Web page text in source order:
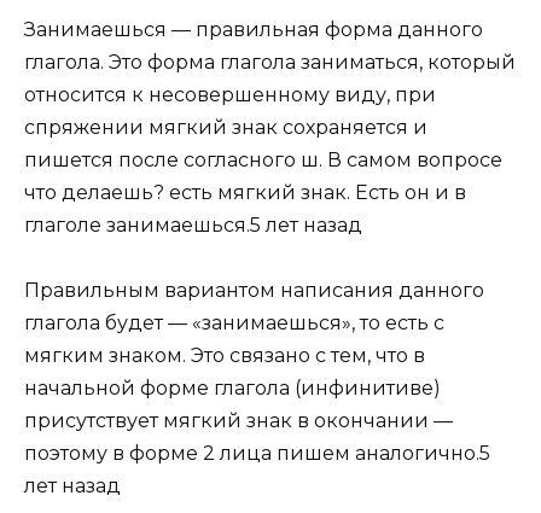
Занимаешься — правильная форма данного
глагола. Это форма глагола заниматься, который
относится к несовершенному виду, при
спряжении мягкий знак сохраняется и
пишется после согласного ш. В самом вопросе
что делаешь? есть мягкий знак. Есть он и в
глаголе занимаешься.5 лет назад
Правильным вариантом написания данного
глагола будет — «занимаешься», то есть с
мягким знаком. Это связано с тем, что в
начальной форме глагола (инфинитиве)
присутствует мягкий знак в окончании —
поэтому в форме 2 лица пишем аналогично.5
лет назад